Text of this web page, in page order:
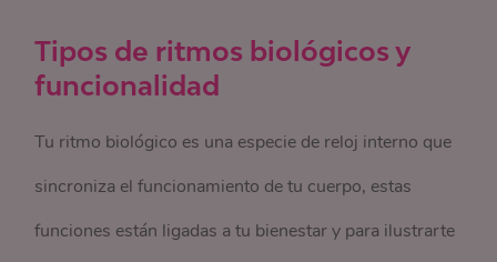
Tipos de ritmos biológicos y
funcionalidad
Tu ritmo biológico es una especie de reloj interno que
sincroniza el funcionamiento de tu cuerpo, estas
funciones están ligadas a tu bienestar y para ilustrarte